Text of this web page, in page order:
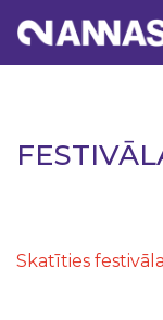
Skatīties